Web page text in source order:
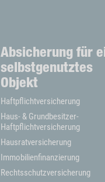
Absicherung für
selbstgenutztes
Objekt
Haftpflichtversicherung
Haus- & Grundbesitzer-
Haftpflichtversicherung
Hausratversicherung
Immobilienfinanzierung
Rechtsschutzversicherung